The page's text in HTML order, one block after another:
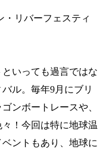
・リバーフェスティ
いっても過言ではな
ル。毎年9月にブリ
ンボートレースや、
！今回は特に地球温
ントもあり、地球に